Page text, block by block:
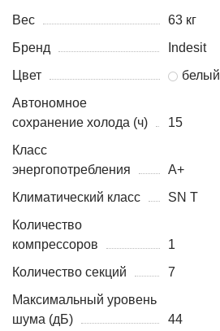
Вес
63 кг
Бренд
Indesit
Цвет
белый
Автономное
сохранение холода (ч)
15
Класс
энергопотребления
A+
Климатический класс
SN T
Количество
компрессоров
1
Количество секций
7
Максимальный уровень
шума (дБ)
44